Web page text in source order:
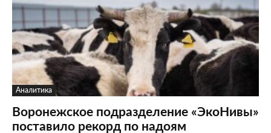
Аналитика
Воронежское подразделение «ЭкоНивы»
поставило рекорд по надоям